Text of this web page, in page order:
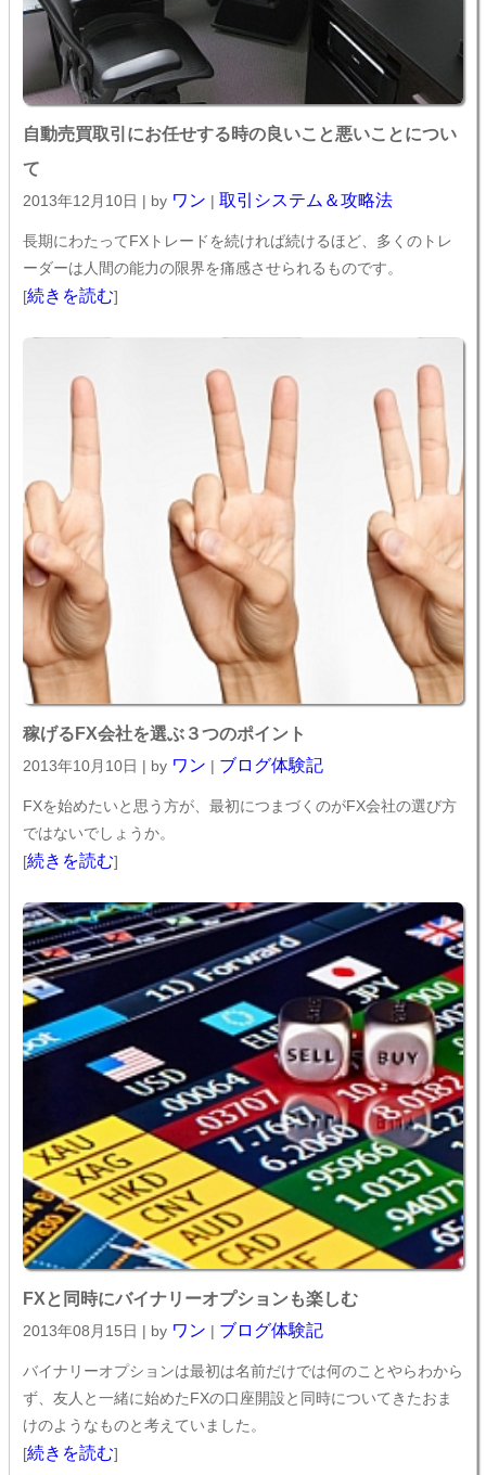
自動売買取引にお任せする時の良いこと悪いことについ
て
2013年12月10日 | by ワン | 取引システム＆攻略法
長期にわたってFXトレードを続ければ続けるほど、多くのトレ
ーダーは人間の能力の限界を痛感させられるものです。
[続きを読む]
稼げるFX会社を選ぶ３つのポイント
2013年10月10日 | by ワン | ブログ体験記
FXを始めたいと思う方が、最初につまづくのがFX会社の選び方
ではないでしょうか。
[続きを読む]
FXと同時にバイナリーオプションも楽しむ
2013年08月15日 | by ワン | ブログ体験記
バイナリーオプションは最初は名前だけでは何のことやらわから
ず、友人と一緒に始めたFXの口座開設と同時についてきたおま
けのようなものと考えていました。
[続きを読む]